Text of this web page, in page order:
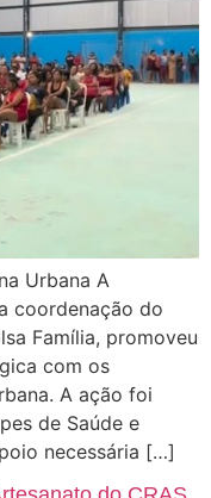
Urbana A
coordenação do
Família, promoveu
com os
A ação foi
de Saúde e
necessária […]